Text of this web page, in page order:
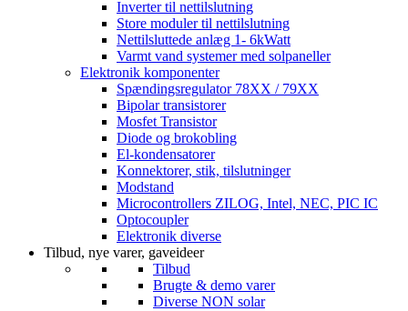
Inverter til nettilslutning
Store moduler til nettilslutning
Nettilsluttede anlæg 1- 6kWatt
Varmt vand systemer med solpaneller
Elektronik komponenter
Spændingsregulator 78XX / 79XX
Bipolar transistorer
Mosfet Transistor
Diode og brokobling
El-kondensatorer
Konnektorer, stik, tilslutninger
Modstand
Microcontrollers ZILOG, Intel, NEC, PIC IC
Optocoupler
Elektronik diverse
Tilbud, nye varer, gaveideer
Tilbud
Brugte & demo varer
Diverse NON solar